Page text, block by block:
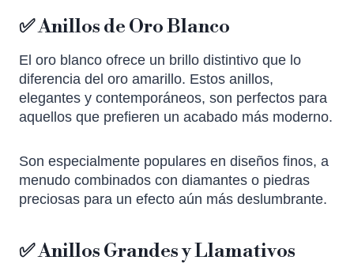
✅ Anillos de Oro Blanco
El oro blanco ofrece un brillo distintivo que lo
diferencia del oro amarillo. Estos anillos,
elegantes y contemporáneos, son perfectos para
aquellos que prefieren un acabado más moderno.
Son especialmente populares en diseños finos, a
menudo combinados con diamantes o piedras
preciosas para un efecto aún más deslumbrante.
✅ Anillos Grandes y Llamativos